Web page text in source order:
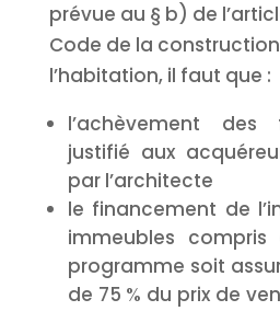
prévue au § b) de
Code de la
l’habitation, il faut que :
l’achèvement
justifié aux
par l’architecte
le financement de
immeubles
programme soit
de 75 % du prix de